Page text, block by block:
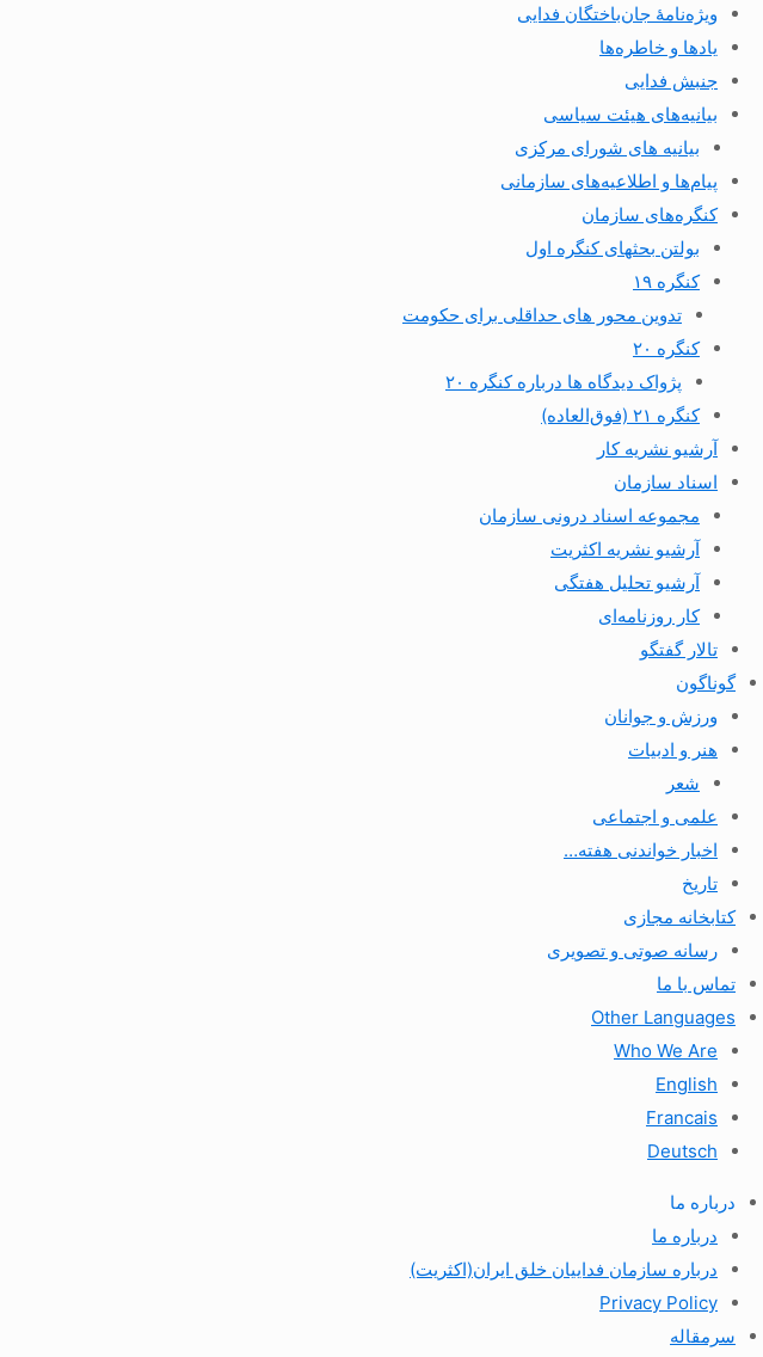
ویژه‌نامهٔ جان‌باختگان فدایی
یادها و خاطره‌ها
جنبش فدایی
بیانیه‌های هیئت سیاسی
بیانیه های شورای مرکزی
پیام‌ها و اطلاعیه‌های سازمانی
کنگره‌های سازمان
بولتن بحثهای کنگره اول
کنگره ۱۹
تدوین محور های حداقلی برای حکومت
کنگره ۲۰
پژواک دیدگاه ها درباره کنگره ۲۰
کنگره ۲۱ (فوق‌العاده)
آرشیو نشریه کار
اسناد سازمان
مجموعه اسناد درونی سازمان
آرشیو نشریه اکثریت
آرشیو تحلیل هفتگی
کار روزنامه‌ای
تالار گفتگو
گوناگون
ورزش و جوانان
هنر و ادبیات
شعر
علمی و اجتماعی
اخبار خواندنی هفته…
تاریخ
کتابخانه مجازی
رسانه صوتی و تصویری
تماس با ما
Other Languages
Who We Are
English
Francais
Deutsch
درباره ما
درباره ما
درباره سازمان فداییان خلق ایران(اکثریت)
Privacy Policy
سرمقاله